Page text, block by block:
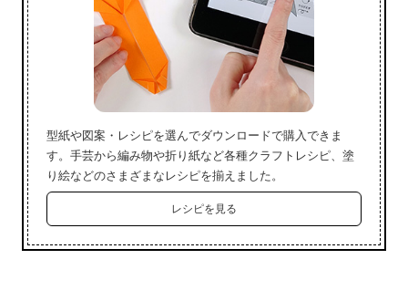
型紙や図案・レシピを選んでダウンロードで購入できま
す。手芸から編み物や折り紙など各種クラフトレシピ、塗
り絵などのさまざまなレシピを揃えました。
レシピを見る